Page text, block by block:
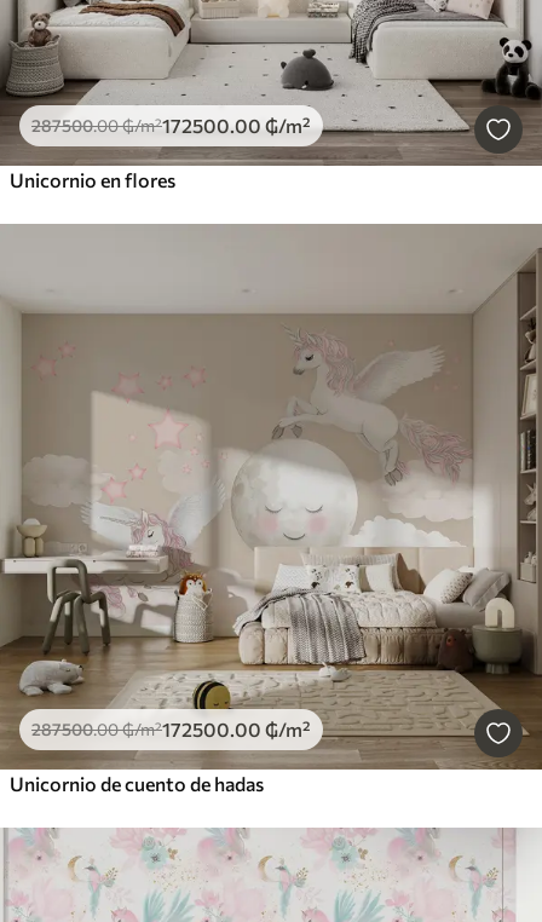
287500.00₲/m²172500.00 ₲/m²
Unicornio en flores
287500.00₲/m²172500.00 ₲/m²
Unicornio de cuento de hadas